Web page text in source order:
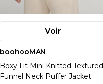
Voir
boohooMAN
Boxy Fit Mini Knitted Textured
Funnel Neck Puffer Jacket